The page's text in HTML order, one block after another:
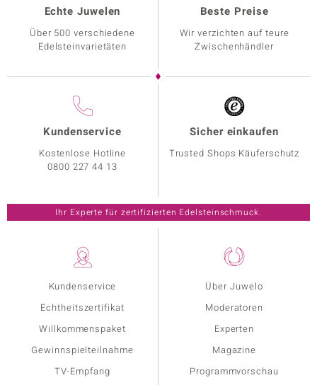
Kundenservice
Echtheitszertifikat
Willkommenspaket
Gewinnspielteilnahme
TV-Empfang
Über Juwelo
Moderatoren
Experten
Magazine
Programmvorschau
Echte Juwelen
Über 500 verschiedene
Edelsteinvarietäten
Beste Preise
Wir verzichten auf teure
Zwischenhändler
Kundenservice
Kostenlose Hotline
0800 227 44 13
Sicher einkaufen
Trusted Shops Käuferschutz
Ihr Experte für zertifizierten Edelsteinschmuck.